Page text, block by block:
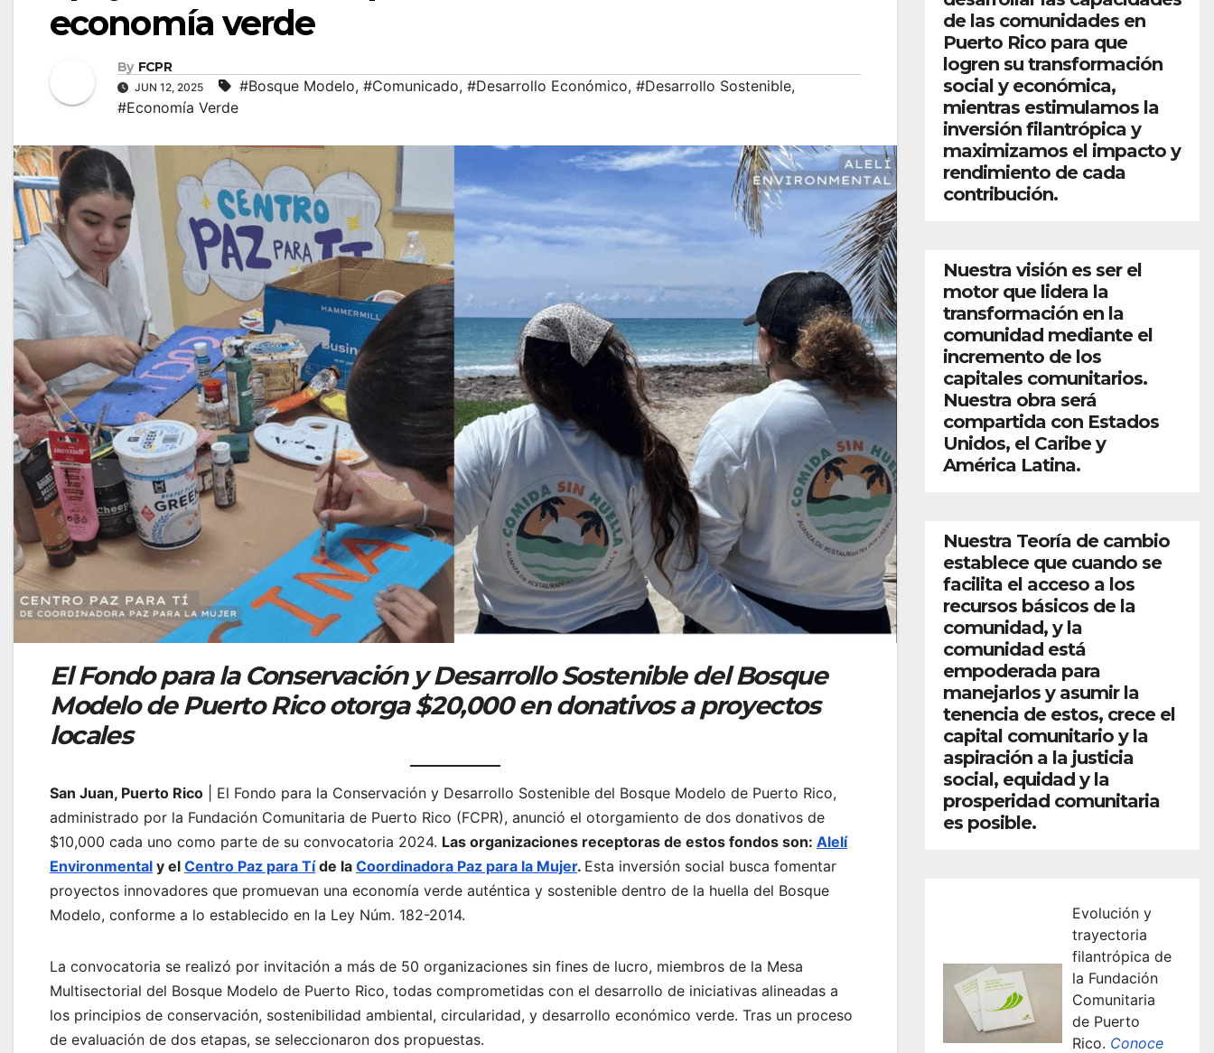
economía verde
By FCPR
JUN 12, 2025 #Bosque Modelo, #Comunicado, #Desarrollo Económico, #Desarrollo Sostenible,
#Economía Verde
El Fondo para la Conservación y Desarrollo Sostenible del Bosque
Modelo de Puerto Rico otorga $20,000 en donativos a proyectos
locales
San Juan, Puerto Rico | El Fondo para la Conservación y Desarrollo Sostenible del Bosque Modelo de Puerto Rico,
administrado por la Fundación Comunitaria de Puerto Rico (FCPR), anunció el otorgamiento de dos donativos de
$10,000 cada uno como parte de su convocatoria 2024. Las organizaciones receptoras de estos fondos son: Alelí
Environmental y el Centro Paz para Tíde la Coordinadora Paz para la Mujer. Esta inversión social busca fomentar
proyectos innovadores que promuevan una economía verde auténtica y sostenible dentro de la huella del Bosque
Modelo, conforme a lo establecido en la Ley Núm. 182-2014.
La convocatoria se realizó por invitación a más de 50 organizaciones sin fines de lucro, miembros de la Mesa
Multisectorial del Bosque Modelo de Puerto Rico, todas comprometidas con el desarrollo de iniciativas alineadas a
los principios de conservación, sostenibilidad ambiental, circularidad, y desarrollo económico verde. Tras un proceso
de evaluación de dos etapas, se seleccionaron dos propuestas.
de las comunidades en
Puerto Rico para que
logren su transformación
social y económica,
mientras estimulamos la
inversión filantrópica y
maximizamos el impacto y
rendimiento de cada
contribución.
Nuestra visión es ser el
motor que lidera la
transformación en la
comunidad mediante el
incremento de los
capitales comunitarios.
Nuestra obra será
compartida con Estados
Unidos, el Caribe y
América Latina.
Nuestra Teoría de cambio
establece que cuando se
facilita el acceso a los
recursos básicos de la
comunidad, y la
comunidad está
empoderada para
manejarlos y asumir la
tenencia de estos, crece el
capital comunitario y la
aspiración a la justicia
social, equidad y la
prosperidad comunitaria
es posible.
Evolución y
trayectoria
filantrópica de
la Fundación
Comunitaria
de Puerto
Rico. Conoce